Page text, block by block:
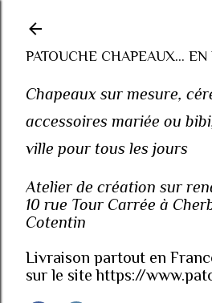
PATOUCHE CHAPEAUX...
Chapeaux sur mesure,
accessoires mariée ou
ville pour tous les jours
Atelier de création sur
10 rue Tour Carrée à
Cotentin
Livraison partout en
sur le site https://